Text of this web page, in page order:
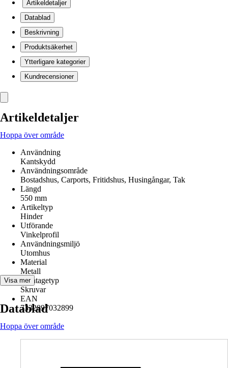
Artikeldetaljer
Datablad
Beskrivning
Produktsäkerhet
Ytterligare kategorier
Kundrecensioner
Artikeldetaljer
Hoppa över område
Användning
Kantskydd
Användningsområde
Bostadshus, Carports, Fritidshus, Husingångar, Tak
Längd
550 mm
Artikeltyp
Hinder
Utförande
Vinkelprofil
Användningsmiljö
Utomhus
Material
Metall
Montagetyp
Skruvar
EAN
7332897032899
Visa mer
Datablad
Hoppa över område